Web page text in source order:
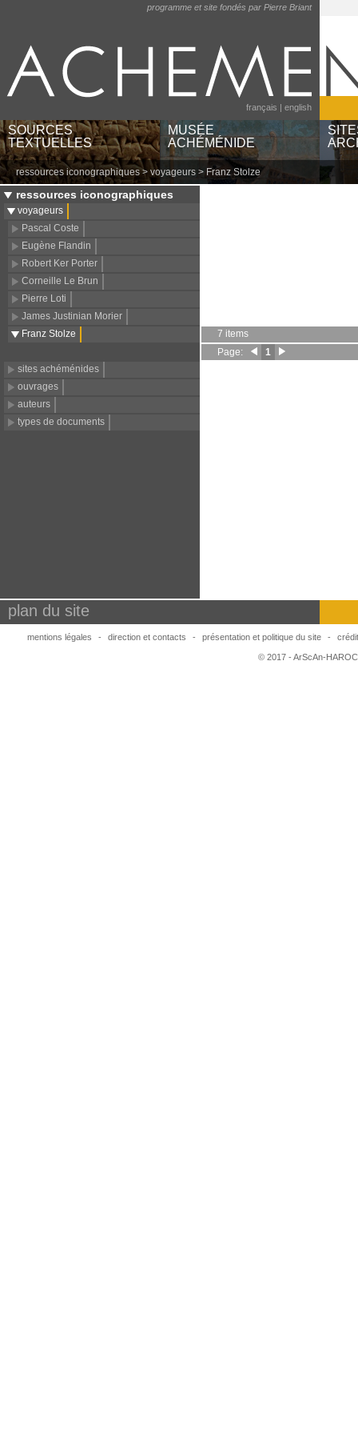
programme et site fondés par Pierre Briant
français | english
SOURCES
TEXTUELLES
textes par langues et
écritures
textes par régions
textes babyloniens par
publications
MUSÉE
ACHÉMÉNIDE
musées et institutions
ressources iconographiques> voyageurs > Franz Stolze
ressources iconographiques
voyageurs
Pascal Coste
Eugène Flandin
Robert Ker Porter
Corneille Le Brun
Pierre Loti
James Justinian Morier
Franz Stolze
7 items
Page:
1
sites achéménides
ouvrages
auteurs
types de documents
plan du site
mentions légales - direction et contacts - présentation et politique du site -
© 2017 - ArScAn-